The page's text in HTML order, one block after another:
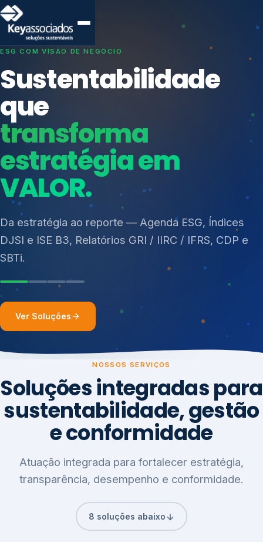
SISTEMAS DE GESTÃO OTIMIZADOS E INTEGRADOS
Conformidade que
protege seu
negócio.
Consultoria, auditoria e treinamentos em ISO 27001,
ISO 27701, ISO 42001, ISO 37001, ISO 9001, ISO
14001, ISO 45001, ONA e PNQ — Gestão de
resíduos sólidos (PGRS/PMGRS).
Índices de Mercado
Mudanças Climáticas
Reputação e Cadeia
Reporte Regulatório
Ver Soluções
NOSSOS SERVIÇOS
Soluções integradas para
sustentabilidade, gestão
e conformidade
Atuação integrada para fortalecer estratégia,
transparência, desempenho e conformidade.
8 soluções abaixo